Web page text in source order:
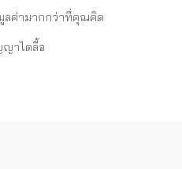
ลค่ามากกว่าที่คุณคิด
ญาไตลื้อ